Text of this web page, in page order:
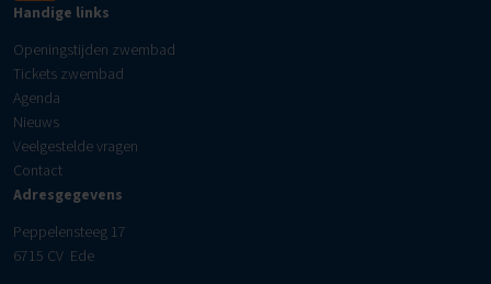
Handige links
Openingstijden zwembad
Tickets zwembad
Agenda
Nieuws
Veelgestelde vragen
Contact
Adresgegevens
Peppelensteeg 17
6715 CV Ede